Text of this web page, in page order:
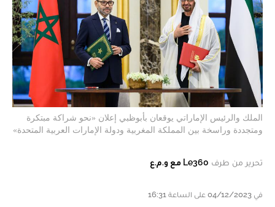
الملك والرئيس الإماراتي يوقعان بأبوظبي إعلان «نحو شراكة مبتكرة
ومتجددة وراسخة بين المملكة المغربية ودولة الإمارات العربية المتحدة»
تحرير من طرف Le360 مع و.م.ع
في 04/12/2023 على الساعة 16:31